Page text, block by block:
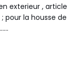
exterieur , article
pour la housse de